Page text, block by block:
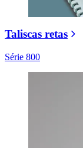
Taliscas retas
Série 800